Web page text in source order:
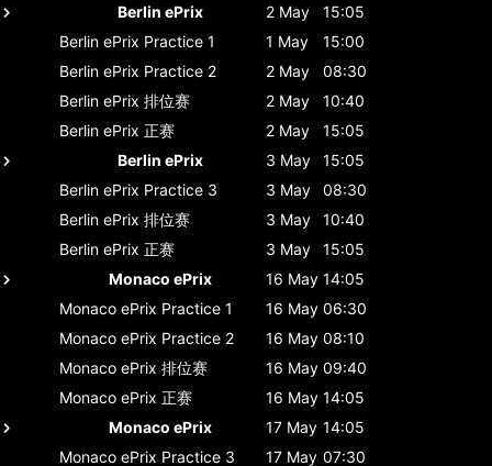
Berlin ePrix
2 May
15:05
Berlin ePrix Practice 1 1 May
15:00
Berlin ePrix Practice 2 2 May
08:30
Berlin ePrix 排位赛 2 May
10:40
Berlin ePrix 正赛 2 May
15:05
Berlin ePrix
3 May
15:05
Berlin ePrix Practice 3 3 May
08:30
Berlin ePrix 排位赛 3 May
10:40
Berlin ePrix 正赛 3 May
15:05
Monaco ePrix
16 May 14:05
Monaco ePrix Practice 1 16 May 06:30
Monaco ePrix Practice 2 16 May 08:10
Monaco ePrix 排位赛 16 May 09:40
Monaco ePrix 正赛 16 May 14:05
Monaco ePrix
17 May 14:05
Monaco ePrix Practice 3 17 May 07:30